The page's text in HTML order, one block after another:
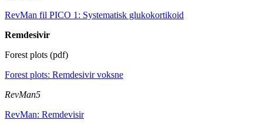
RevMan fil PICO 1: Systematisk glukokortikoid
Remdesivir
Forest plots (pdf)
Forest plots: Remdesivir voksne
RevMan5
RevMan: Remdevisir